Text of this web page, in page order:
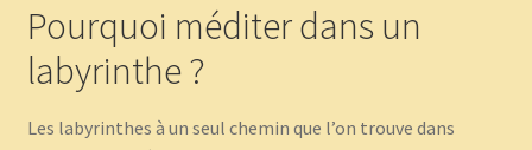
Pourquoi méditer dans un
labyrinthe ?
Les labyrinthes à un seul chemin que l’on trouve dans